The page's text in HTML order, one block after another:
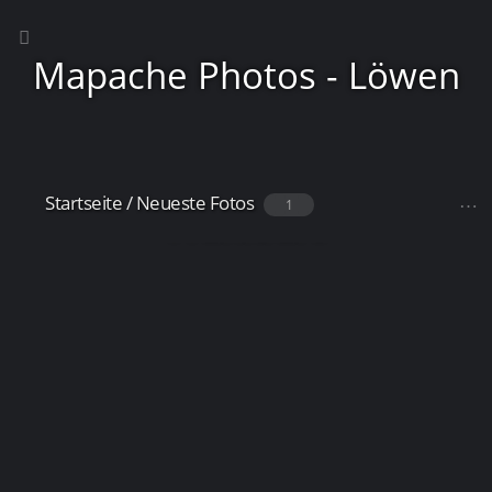
Mapache Photos - Löwen
Frankfurt
Startseite/Neueste Fotos 1